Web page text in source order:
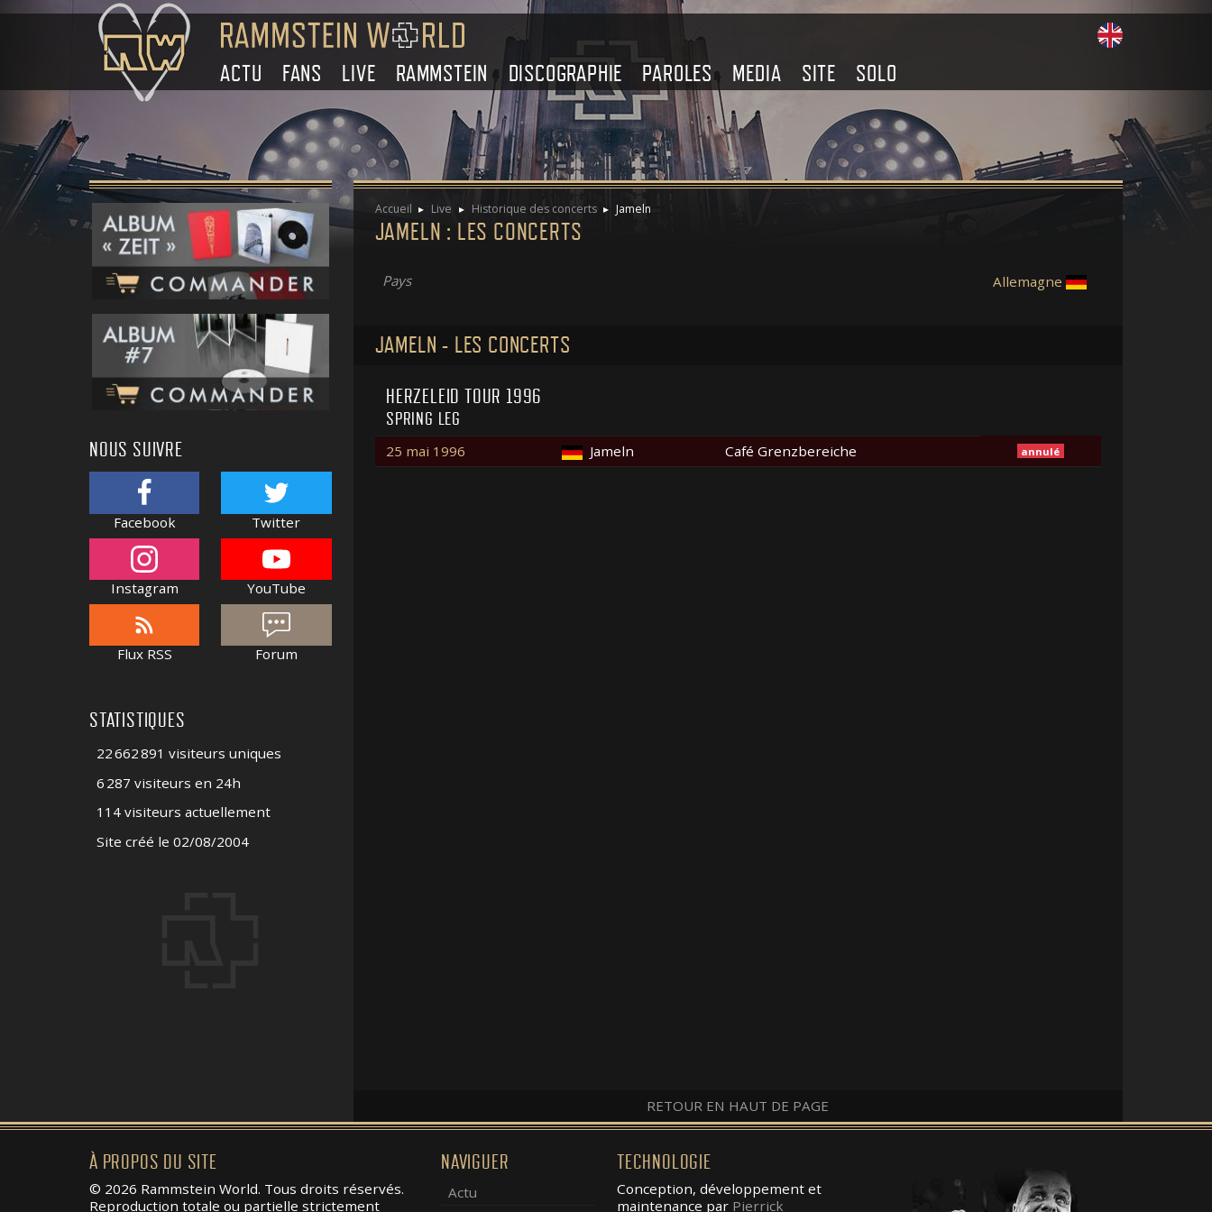
ACTU FANS LIVE RAMMSTEIN DISCOGRAPHIE PAROLES MEDIA SITE SOLO
Accueil Live Historique des concerts Jameln
JAMELN : LES CONCERTS
Pays Allemagne
JAMELN - LES CONCERTS
HERZELEID TOUR 1996
SPRING LEG
25 mai 1996 Jameln Café Grenzbereiche annulé
RETOUR EN HAUT DE PAGE
NOUS SUIVRE
Facebook Twitter
Instagram YouTube
Flux RSS Forum
STATISTIQUES
22 662 891 visiteurs uniques
6 287 visiteurs en 24h
114 visiteurs actuellement
Site créé le 02/08/2004
À PROPOS DU SITE
© 2026 Rammstein World. Tous droits réservés.
Reproduction totale ou partielle strictement
NAVIGUER
Actu
TECHNOLOGIE
Conception, développement et
maintenance par Pierrick